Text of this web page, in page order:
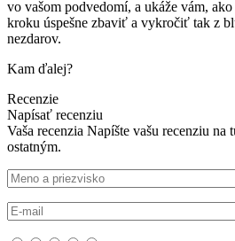
vo vašom podvedomí, a ukáže vám,
kroku úspešne zbaviť a vykročiť tak z
nezdarov.
Kam ďalej?
Recenzie
Napísať recenziu
Vaša recenzia Napíšte vašu recenziu na
ostatným.